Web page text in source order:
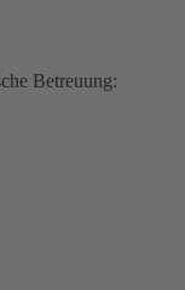
Betreuung: